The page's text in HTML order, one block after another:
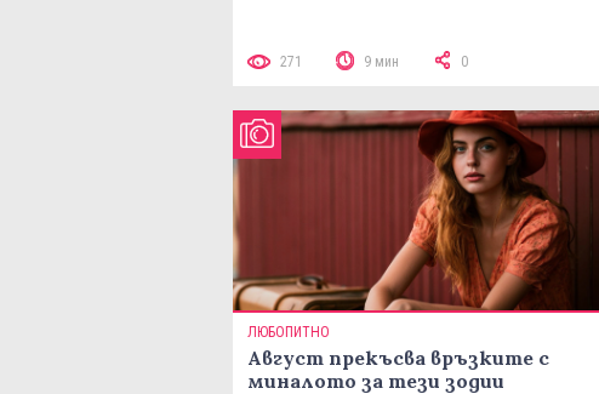
271 9 мин 0
ЛЮБОПИТНО
Август прекъсва връзките с
миналото за тези зодии